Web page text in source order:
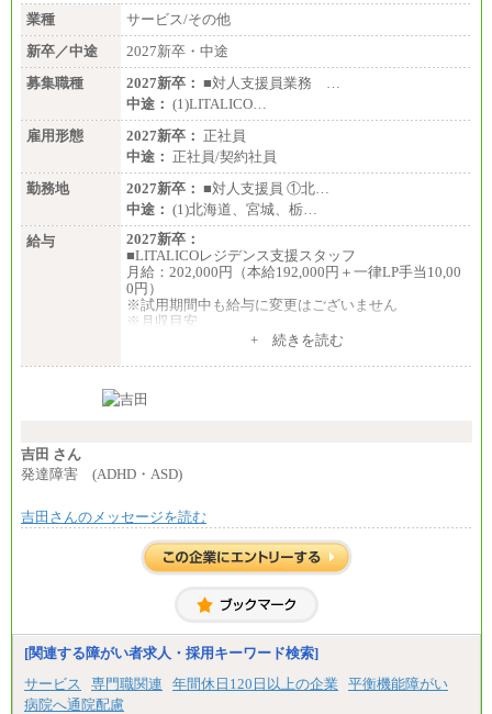
業種
サービス/その他
新卒／中途
2027新卒・中途
募集職種
2027新卒： ■対人支援員業務 …
中途： (1)LITALICO…
雇用形態
2027新卒： 正社員
中途： 正社員/契約社員
勤務地
2027新卒： ■対人支援員 ①北…
中途： (1)北海道、宮城、栃…
給与
2027新卒：
■LITALICOレジデンス支援スタッフ
月給：202,000円（本給192,000円＋一律LP手当10,00
0円）
※試用期間中も給与に変更はございません
※月収目安
夜勤回数により変動
条件あり）
■その他職種共通
月給：25万3,400円～
※20時間を超過した場合は別途支給
中途：
(1)(2)月給：25万3400円～28万5900円
※20時間を超過した場合は別途支給
※試用期間中も給与に変更はございません
+ 続きを読む
吉田 さん
発達障害 (ADHD・ASD)
吉田さんのメッセージを読む
[関連する障がい者求人・採用キーワード検索]
サービス
専門職関連 年間休日120日以上の企業
平衡機能障がい
病院へ通院配慮